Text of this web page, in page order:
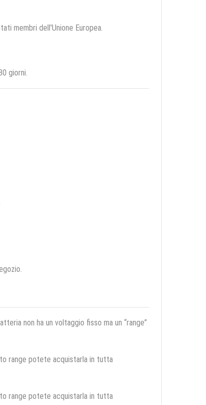
membri dell'Unione Europea.
giorni.
non ha un voltaggio fisso ma un “range”
range potete acquistarla in tutta
range potete acquistarla in tutta